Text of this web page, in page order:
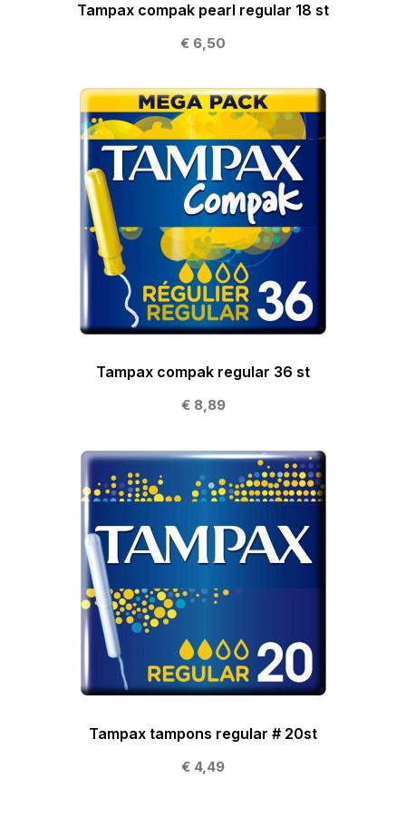
Tampax compak pearl regular 18 st
€ 6,50
Tampax compak regular 36 st
€ 8,89
Tampax tampons regular # 20st
€ 4,49